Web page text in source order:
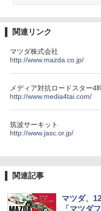
関連リンク
マツダ株式会社
http://www.mazda.co.jp/
メディア対抗ロードスター4
http://www.media4tai.com/
筑波サーキット
http://www.jasc.or.jp/
関連記事
マツダ、
「マツダ